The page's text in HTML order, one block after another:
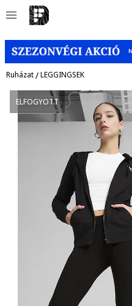
Ruházat/LEGGINGSEK
ELFOGYOTT